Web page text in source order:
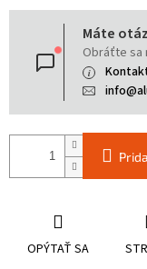
Jednotková
Máte
Obráťte sa
OPÝTAŤ SA